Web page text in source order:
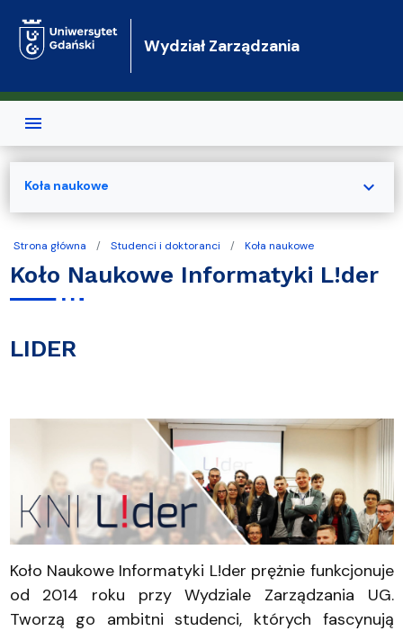
Wydział Zarządzania
Strona główna Studenci i doktoranci Koła naukowe
Koło Naukowe Informatyki L!der
LIDER
Koło Naukowe Informatyki L!der prężnie funkcjonuje
od 2014 roku przy Wydziale Zarządzania UG.
Tworzą go ambitni studenci, których fascynują
Koła naukowe expand_more